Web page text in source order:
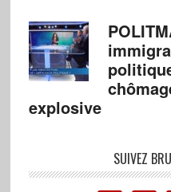
explosive
SUIVEZ